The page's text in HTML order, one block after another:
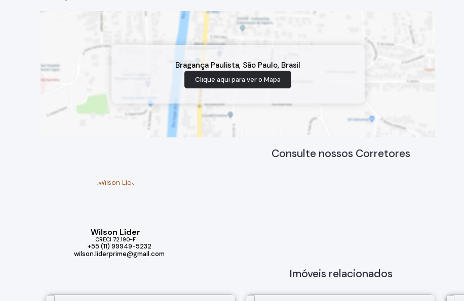
Bragança Paulista, São Paulo, Brasil
Clique aqui para ver o Mapa
Consulte nossos Corretores
Wilson Líder
CRECI 72.190-F
+55 (11) 99949-5232
wilson.liderprime@gmail.com
Imóveis relacionados